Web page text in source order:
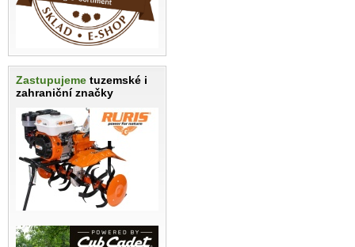
Zastupujeme tuzemské i
zahraniční značky